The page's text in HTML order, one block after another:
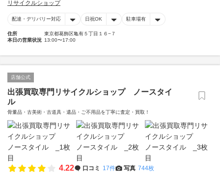
リサイクルショップ
配達・デリバリー対応 日祝OK 駐車場有
住所
東京都葛飾区亀有５丁目１６−７
本日の営業状況 13:00〜17:00
店舗公式
出張買取専門リサイクルショップ ノースタイ
ル
骨董品・古美術・古道具・遺品・ご不用品を丁寧に査定・買取！
4.22 口コミ 17件 写真 744枚